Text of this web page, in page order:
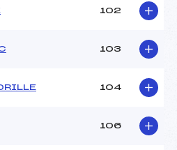
102
103
104
106